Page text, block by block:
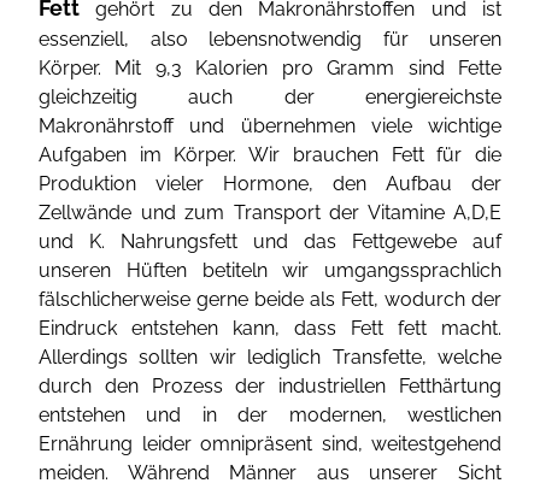
Fett gehört zu den Makronährstoffen und ist
essenziell, also lebensnotwendig für unseren
Körper. Mit 9,3 Kalorien pro Gramm sind Fette
gleichzeitig auch der energiereichste
Makronährstoff und übernehmen viele wichtige
Aufgaben im Körper. Wir brauchen Fett für die
Produktion vieler Hormone, den Aufbau der
Zellwände und zum Transport der Vitamine A,D,E
und K. Nahrungsfett und das Fettgewebe auf
unseren Hüften betiteln wir umgangssprachlich
fälschlicherweise gerne beide als Fett, wodurch der
Eindruck entstehen kann, dass Fett fett macht.
Allerdings sollten wir lediglich Transfette, welche
durch den Prozess der industriellen Fetthärtung
entstehen und in der modernen, westlichen
Ernährung leider omnipräsent sind, weitestgehend
meiden. Während Männer aus unserer Sicht